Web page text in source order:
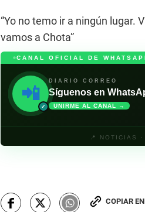
“Yo no temo ir a ningún lugar.
vamos a Chota”
CANAL OFICIAL DE
📲
✓
DIARIO CORREO
Síguenos en
UNIRME AL CANAL →
📍 NOTICIAS
COPIAR